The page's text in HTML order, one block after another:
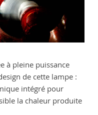
à pleine puissance
de cette lampe :
intégré pour
la chaleur produite